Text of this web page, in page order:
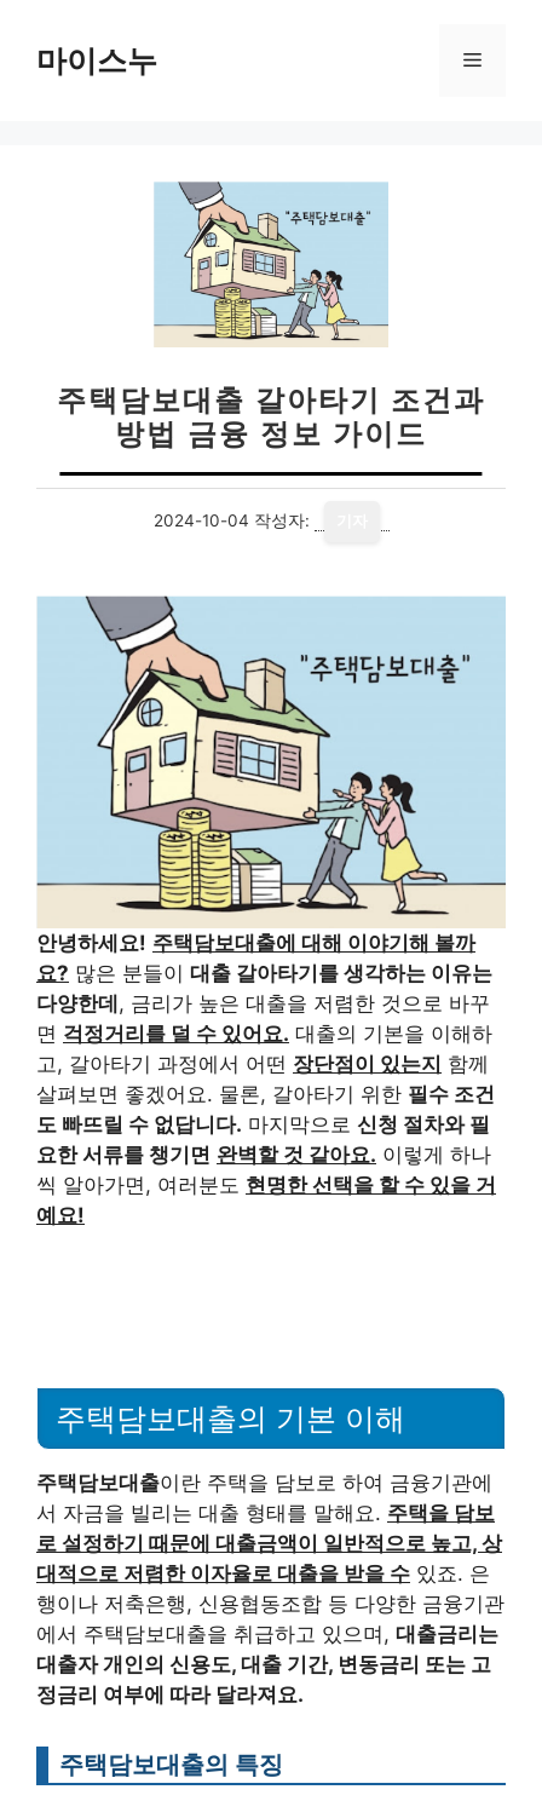
마이스누 메
주택담보대출 갈아타기 조건과
방법 금융 정보 가이드
2024-10-04 작성자:
안녕하세요! 주택담보대출에 대해 이야기해 볼까
요? 많은 분들이 대출 갈아타기를 생각하는 이유는
다양한데, 금리가 높은 대출을 저렴한 것으로 바꾸
면 걱정거리를 덜 수 있어요. 대출의 기본을 이해하
고, 갈아타기 과정에서 어떤 장단점이 있는지 함께
살펴보면 좋겠어요. 물론, 갈아타기 위한 필수 조건
도 빠뜨릴 수 없답니다. 마지막으로 신청 절차와 필
요한 서류를 챙기면 완벽할 것 같아요. 이렇게 하나
씩 알아가면, 여러분도 현명한 선택을 할 수 있을 거
예요!
주택담보대출의 기본 이해
주택담보대출이란 주택을 담보로 하여 금융기관에
서 자금을 빌리는 대출 형태를 말해요. 주택을 담보
로 설정하기 때문에 대출금액이 일반적으로 높고, 상
대적으로 저렴한 이자율로 대출을 받을 수 있죠. 은
행이나 저축은행, 신용협동조합 등 다양한 금융기관
에서 주택담보대출을 취급하고 있으며, 대출금리는
대출자 개인의 신용도, 대출 기간, 변동금리 또는 고
정금리 여부에 따라 달라져요.
주택담보대출의 특징